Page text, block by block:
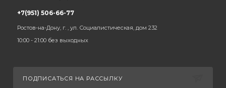
+7(951) 506-66-77
Ростов-на-Дону, г. , ул. Социалистическая, дом 232
10:00 - 21:00 без выходных
ПОДПИСАТЬСЯ НА РАССЫЛКУ